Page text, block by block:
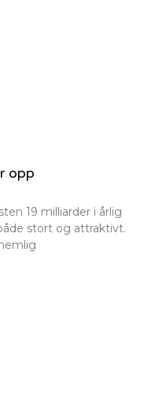
opp
19 milliarder i årlig
stort og attraktivt.